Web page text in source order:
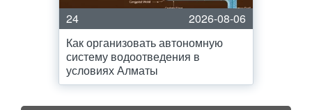
24
2026-08-06
Как организовать автономную
систему водоотведения в
условиях Алматы